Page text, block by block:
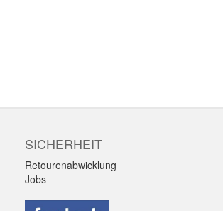
SICHERHEIT
Retourenabwicklung
Jobs